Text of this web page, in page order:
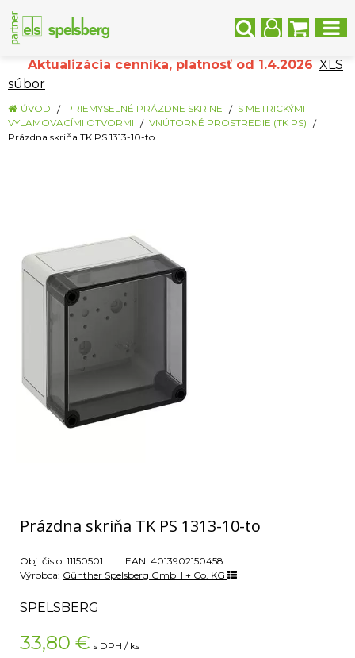
Aktualizácia cenníka, platnosť od 1.4.2026 XLS
súbor
ÚVOD PRIEMYSELNÉ PRÁZDNE SKRINE
S METRICKÝMI
VYLAMOVACÍMI OTVORMI
VNÚTORNÉ PROSTREDIE (TK PS)
Prázdna skriňa TK PS 1313-10-to
Prázdna skriňa TK PS 1313-10-to
Obj. čislo: 11150501 EAN: 4013902150458
Výrobca: Günther Spelsberg GmbH + Co. KG
SPELSBERG
33,80 € s DPH / ks